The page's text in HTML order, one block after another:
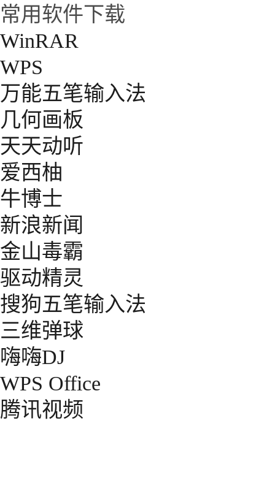
常用软件下载
WinRAR
WPS
万能五笔输入法
几何画板
天天动听
爱西柚
牛博士
新浪新闻
金山毒霸
驱动精灵
搜狗五笔输入法
三维弹球
嗨嗨DJ
WPS Office
腾讯视频